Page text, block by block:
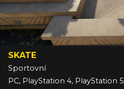
SKATE
Sportovní
PC, PlayStation 4, PlayStation